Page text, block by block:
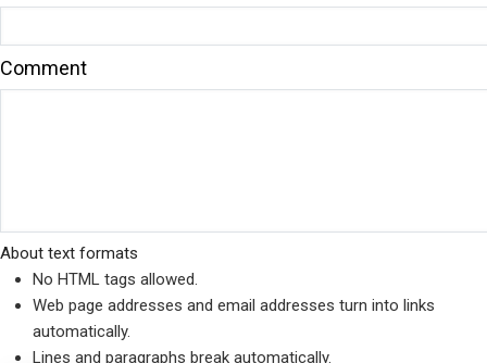
Comment
About text formats
No HTML tags allowed.
Web page addresses and email addresses turn into links
automatically.
Lines and paragraphs break automatically.